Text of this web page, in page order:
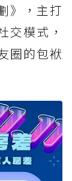
》，主打
交模式，
圈的包袱